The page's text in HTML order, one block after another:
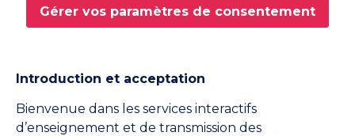
Gérer vos paramètres de consentement
Introduction et acceptation
Bienvenue dans les services interactifs
d’enseignement et de transmission des